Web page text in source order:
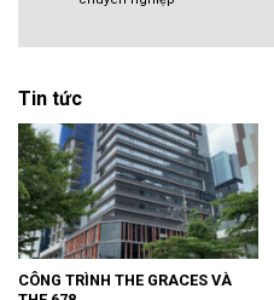
Tin tức
CÔNG TRÌNH THE GRACES VÀ